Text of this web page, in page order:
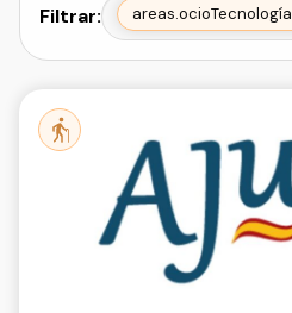
Filtrar: areas.ocioTecnología